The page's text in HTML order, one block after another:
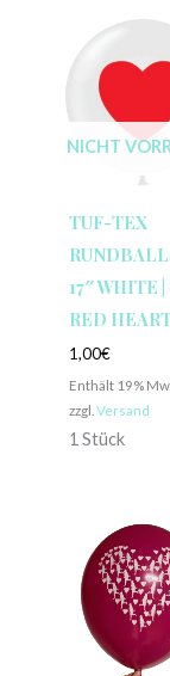
NICHT
TUF-TEX
17″ WHITE
RED
1,00€
Enthält 19%
zzgl. Versand
1 Stück